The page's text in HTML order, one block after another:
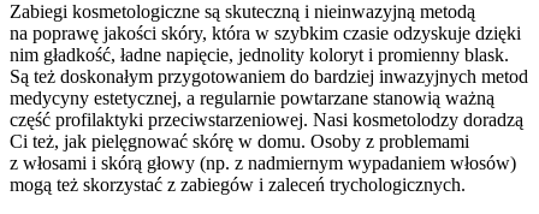
Zabiegi kosmetologiczne są skuteczną i nieinwazyjną metodą
na poprawę jakości skóry, która w szybkim czasie odzyskuje dzięki
nim gładkość, ładne napięcie, jednolity koloryt i promienny blask.
Są też doskonałym przygotowaniem do bardziej inwazyjnych metod
medycyny estetycznej, a regularnie powtarzane stanowią ważną
część profilaktyki przeciwstarzeniowej. Nasi kosmetolodzy doradzą
Ci też, jak pielęgnować skórę w domu. Osoby z problemami
z włosami i skórą głowy (np. z nadmiernym wypadaniem włosów)
mogą też skorzystać z zabiegów i zaleceń trychologicznych.